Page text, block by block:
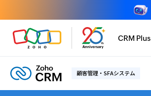
CRM Plus
顧客管理・SFAシステム